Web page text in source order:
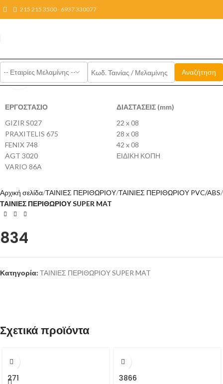
215 215 3500 - 6937 330077
Click to enlarge
ΕΡΓΟΣΤΑΣΙΟ
GIZIR S027
PRAXITELIS 675
FENIX 748
AGT 3020
VARIO 86A
ΔΙΑΣΤΑΣΕΙΣ (mm)
22 x 08
28 x 08
42 x 08
ΕΙΔΙΚΗ ΚΟΠΗ
Αρχική σελίδα ΤΑΙΝΙΕΣ ΠΕΡΙΘΩΡΙΟΥ ΤΑΙΝΙΕΣ ΠΕΡΙΘΩΡΙΟΥ PVC/ABS
ΤΑΙΝΙΕΣ ΠΕΡΙΘΩΡΙΟΥ SUPER MAT
834
Κατηγορία: ΤΑΙΝΙΕΣ ΠΕΡΙΘΩΡΙΟΥ SUPER MAT
Σχετικά προϊόντα
271 3866